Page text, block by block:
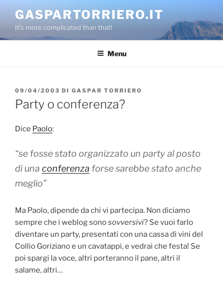
contenuto
GASPARTORRIERO.IT
It's more complicated than that!
Menu
PUBBLICATO
IL
09/04/2003 DI GASPAR TORRIERO
Party o conferenza?
Dice Paolo:
“se fosse stato organizzato un party al posto
di una conferenza forse sarebbe stato anche
meglio”
Ma Paolo, dipende da chi vi partecipa. Non diciamo
sempre che i weblog sonosovversivi? Se vuoi farlo
diventare un party, presentati con una cassa di vini del
Collio Goriziano e un cavatappi, e vedrai che festa! Se
poi spargi la voce, altri porteranno il pane, altri il
salame, altri…